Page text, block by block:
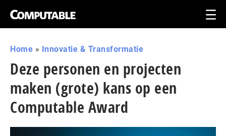
Home » Innovatie & Transformatie
Deze personen en projecten
maken (grote) kans op een
Computable Award